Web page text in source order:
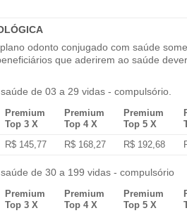
odonto conjugado com saúde
que aderirem ao saúde
de 03 a 29 vidas - compulsório.
Premium
Top 3 X
Premium
Top 4 X
Premium
Top 5 X
R$ 145,77 R$ 168,27 R$ 192,68
de 30 a 199 vidas - compulsório
Premium
Top 3 X
Premium
Top 4 X
Premium
Top 5 X